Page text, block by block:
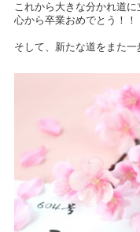
これから大きな分かれ道に
心から卒業おめでとう！！
そして、新たな道をまた一